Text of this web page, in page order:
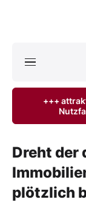
Finanz-
Abo & Shop
+++
Dreht der
plötzlich